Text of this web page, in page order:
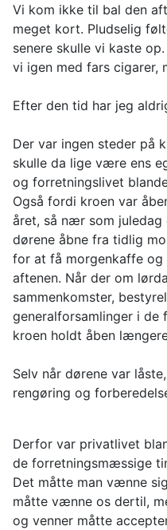
Vi kom ikke til bal den
meget kort. Pludselig
senere skulle vi kaste
vi igen med fars cigarer,
Efter den tid har jeg
Der var ingen steder på
skulle da lige være ens
og forretningslivet
Også fordi kroen var
året, så nær som juledag
dørene åbne fra tidlig
for at få morgenkaffe
aftenen. Når der om
sammenkomster,
generalforsamlinger i de
kroen holdt åben
Selv når dørene var
rengøring og
Derfor var privatlivet
de forretningsmæssige
Det måtte man vænne
måtte vænne os dertil,
og venner måtte